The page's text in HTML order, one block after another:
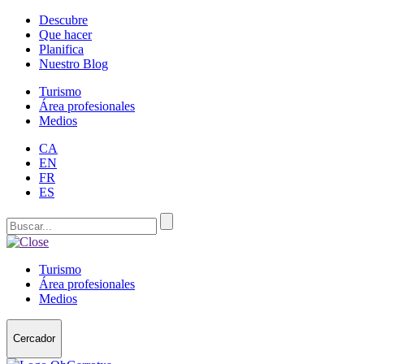
Descubre
Que hacer
Planifica
Nuestro Blog
Turismo
Área profesionales
Medios
CA
EN
FR
ES
Turismo
Área profesionales
Medios
Cercador